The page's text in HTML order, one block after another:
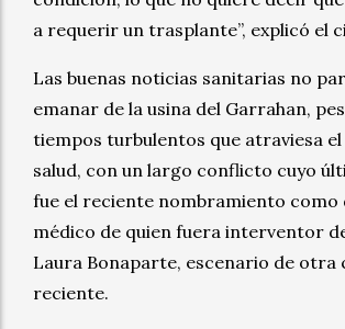
a requerir un trasplante”, explicó el
Las buenas noticias sanitarias no
emanar de la usina del Garrahan,
tiempos turbulentos que atraviesa
salud, con un largo conflicto cuyo
fue el reciente nombramiento
médico de quien fuera interventor
Laura Bonaparte, escenario de otra
reciente.